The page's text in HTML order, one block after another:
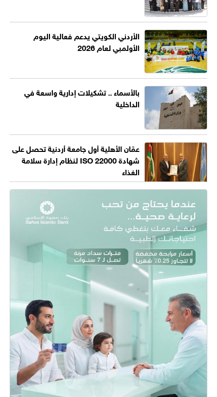
الأردني الكويتي يدعم فعالية اليوم
الأولمبي لعام 2026
بالأسماء .. تشكيلات إدارية واسعة في
الداخلية
عمّان الأهلية أول جامعة أردنية تحصل على
شهادة ISO 22000 لنظام إدارة سلامة
الغذاء